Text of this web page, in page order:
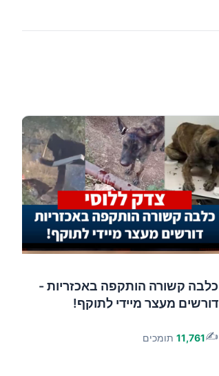
כלבה קשורה הותקפה באכזריות -
דורשים מעצר מיידי לתוקף!
✍️
11,761 תומכים